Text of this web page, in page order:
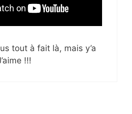
tout à fait là, mais y’a
!!!